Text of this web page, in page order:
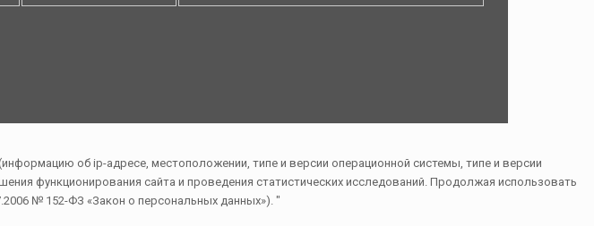
об ip-адресе, местоположении, типе и версии операционной системы, типе и версии
функционирования сайта и проведения статистических исследований. Продолжая использовать
№ 152-ФЗ «Закон о персональных данных»). "